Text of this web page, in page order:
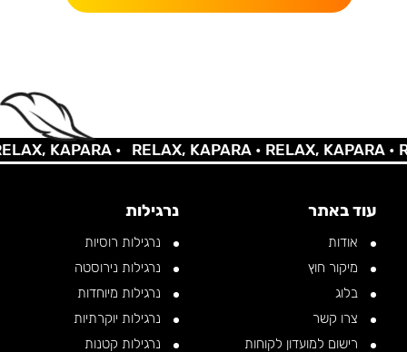
KAPARA • RELAX, KAPARA •RELAX, KAPARA •
עוד באתר
אודות
מיקור חוץ
בלוג
צרו קשר
רישום למועדון לקוחות
נרגילות
נרגילות רוסיות
נרגילות נירוסטה
נרגילות מיוחדות
נרגילות יוקרתיות
נרגילות קטנות